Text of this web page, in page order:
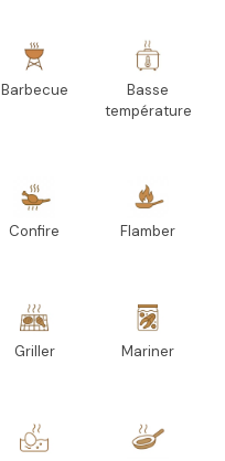
Barbecue
Basse
température
Confire Flamber
Griller Mariner